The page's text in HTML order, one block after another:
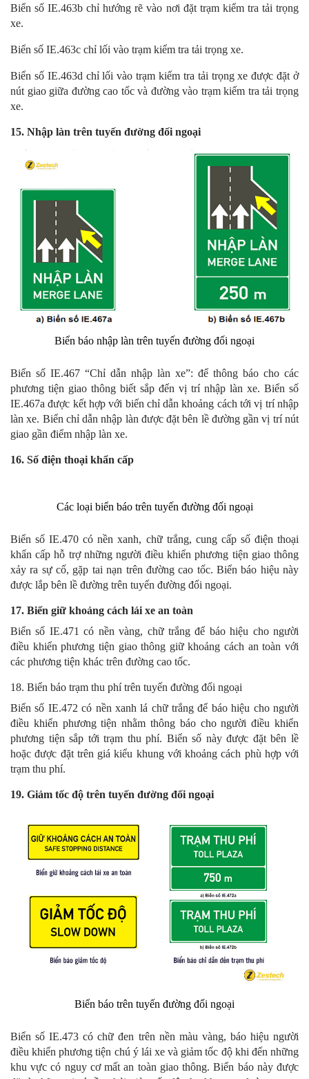
Biển số IE.463b chỉ hướng rẽ vào nơi đặt trạm kiểm tra tải trọng
xe.
Biển số IE.463c chỉ lối vào trạm kiểm tra tải trọng xe.
Biển số IE.463d chỉ lối vào trạm kiểm tra tải trọng xe được đặt ở
nút giao giữa đường cao tốc và đường vào trạm kiểm tra tải trọng
xe.
15. Nhập làn trên tuyến đường đối ngoại
Biển báo nhập làn trên tuyến đường đối ngoại
Biển số IE.467 “Chỉ dẫn nhập làn xe”: để thông báo cho các
phương tiện giao thông biết sắp đến vị trí nhập làn xe. Biển số
IE.467a được kết hợp với biển chỉ dẫn khoảng cách tới vị trí nhập
làn xe. Biển chỉ dẫn nhập làn được đặt bên lề đường gần vị trí nút
giao gần điểm nhập làn xe.
16. Số điện thoại khẩn cấp
Các loại biển báo trên tuyến đường đối ngoại
Biển số IE.470 có nền xanh, chữ trắng, cung cấp số điện thoại
khẩn cấp hỗ trợ những người điều khiển phương tiện giao thông
xảy ra sự cố, gặp tai nạn trên đường cao tốc. Biển báo hiệu này
được lắp bên lề đường trên tuyến đường đối ngoại.
17. Biển giữ khoảng cách lái xe an toàn
Biển số IE.471 có nền vàng, chữ trắng để báo hiệu cho người
điều khiển phương tiện giao thông giữ khoảng cách an toàn với
các phương tiện khác trên đường cao tốc.
18. Biển báo trạm thu phí trên tuyến đường đối ngoại
Biển số IE.472 có nền xanh lá chữ trắng để báo hiệu cho người
điều khiển phương tiện nhằm thông báo cho người điều khiển
phương tiện sắp tới trạm thu phí. Biển số này được đặt bên lề
hoặc được đặt trên giá kiểu khung với khoảng cách phù hợp với
trạm thu phí.
19. Giảm tốc độ trên tuyến đường đối ngoại
Biển báo trên tuyến đường đối ngoại
Biển số IE.473 có chữ đen trên nền màu vàng, báo hiệu người
điều khiển phương tiện chú ý lái xe và giảm tốc độ khi đến những
khu vực có nguy cơ mất an toàn giao thông. Biển báo này được